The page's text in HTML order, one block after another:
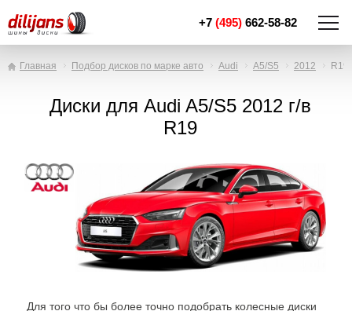
+7 (495) 662-58-82
Главная Подбор дисков по марке авто Audi A5/S5 2012 R19
Диски для Audi A5/S5 2012 г/в
R19
Для того что бы более точно подобрать колесные диски